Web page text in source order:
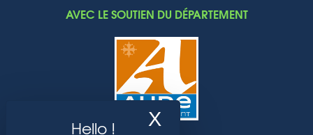
AVEC LE SOUTIEN DU DÉPARTEMENT
X Masquer le